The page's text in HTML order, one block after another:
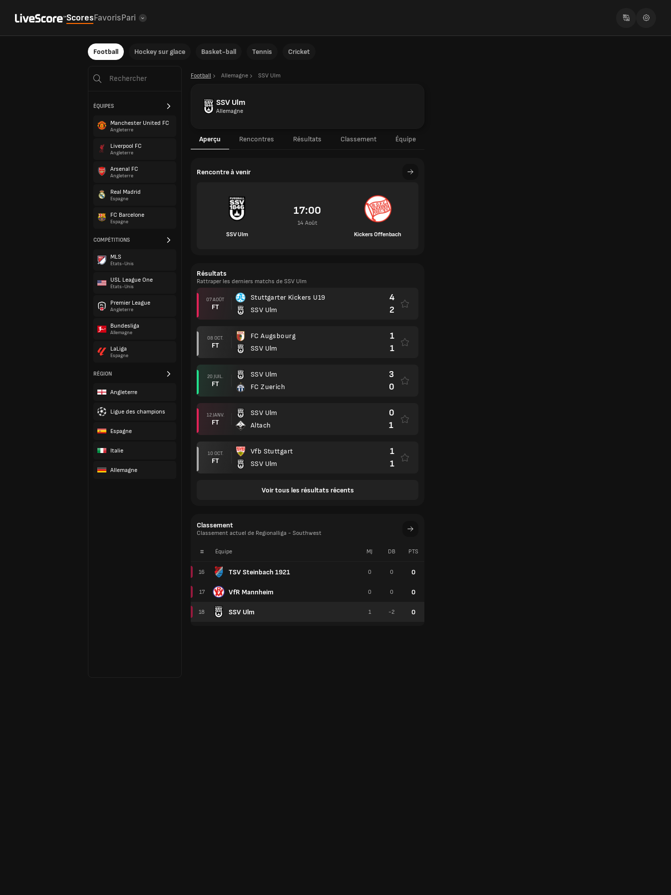
ScoresFavorisPari
Football Hockey sur glace Basket-ball Tennis Cricket
ÉQUIPES
Manchester United FC
Angleterre
Liverpool FC
Angleterre
Arsenal FC
Angleterre
Real Madrid
Espagne
FC Barcelone
Espagne
COMPÉTITIONS
MLS
États-Unis
USL League One
États-Unis
Premier League
Angleterre
Bundesliga
Allemagne
LaLiga
Espagne
RÉGION
Angleterre
Ligue des champions
Espagne
Italie
Allemagne
Football Allemagne SSV Ulm
SSV Ulm
Allemagne
Aperçu Rencontres Résultats Classement Équipe
Rencontre à venir
SSV Ulm
17:00
14 Août
Kickers Offenbach
Résultats
Rattraper les derniers matchs de SSV Ulm
07 AOÛT
FT
Stuttgarter Kickers U19
SSV Ulm
4
2
08 OCT.
FT
FC Augsbourg
SSV Ulm
1
1
20 JUIL.
FT
SSV Ulm
FC Zuerich
3
0
12 JANV.
FT
SSV Ulm
Altach
0
1
10 OCT.
FT
Vfb Stuttgart
SSV Ulm
1
1
Voir tous les résultats récents
Classement
Classement actuel de Regionalliga - Southwest
# Équipe
16 TSV Steinbach 1921
17 VfR Mannheim
18 SSV Ulm
MJ DB PTS
0 0 0
0 0 0
1 -2 0